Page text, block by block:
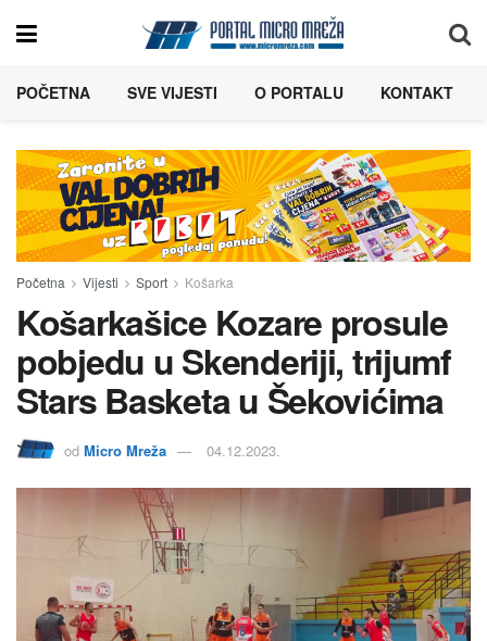
POČETNA SVE VIJESTI O PORTALU KONTAKT
Početna Vijesti Sport Košarka
Košarkašice Kozare prosule
pobjedu u Skenderiji, trijumf
Stars Basketa u Šekovićima
od Micro Mreža 04.12.2023.